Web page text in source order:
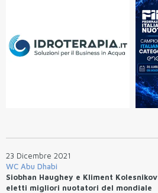
23 Dicembre 2021
WC Abu Dhabi
Siobhan Haughey e Kliment Kolesnikov
eletti migliori nuotatori del mondiale